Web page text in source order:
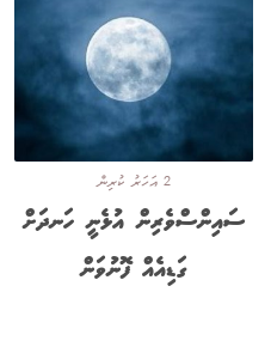
2 އަހަރު ކުރިން
ސައިންސްވެރިން އުޅެނީ ހަނދަށް
ގަޑިއެއް ފޮނުވަން